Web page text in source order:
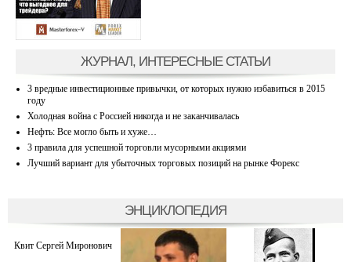
ЖУРНАЛ, ИНТЕРЕСНЫЕ СТАТЬИ
3 вредные инвестиционные привычки, от которых нужно избавиться в 2015
году
Холодная война с Россией никогда и не заканчивалась
Нефть: Все могло быть и хуже…
3 правила для успешной торговли мусорными акциями
Лучший вариант для убыточных торговых позиций на рынке Форекс
ЭНЦИКЛОПЕДИЯ
Квит Сергей Миронович